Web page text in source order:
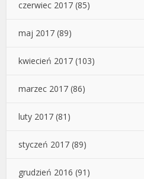
czerwiec 2017 (85)
maj 2017 (89)
kwiecień 2017 (103)
marzec 2017 (86)
luty 2017 (81)
styczeń 2017 (89)
grudzień 2016 (91)